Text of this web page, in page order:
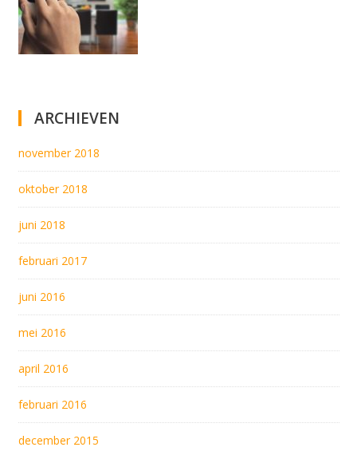
ARCHIEVEN
november 2018
oktober 2018
juni 2018
februari 2017
juni 2016
mei 2016
april 2016
februari 2016
december 2015